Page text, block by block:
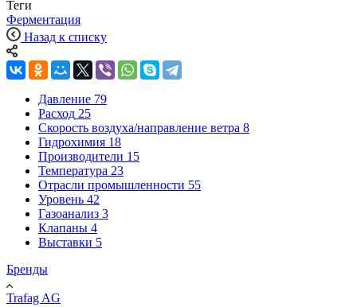
Теги
Ферментация
Назад к списку
Давление 79
Расход 25
Скорость воздуха/направление ветра 8
Гидрохимия 18
Производители 15
Температура 23
Отрасли промышленности 55
Уровень 42
Газоанализ 3
Клапаны 4
Выставки 5
Бренды
Trafag AG